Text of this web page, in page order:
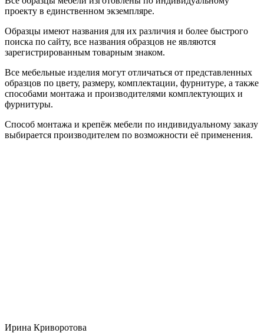
проекту в единственном экземпляре.
Образцы имеют названия для их различия и более быстрого
поиска по сайту, все названия образцов не являются
зарегистрированным товарным знаком.
Все мебельные изделия могут отличаться от представленных
образцов по цвету, размеру, комплектации, фурнитуре, а также
способами монтажа и производителями комплектующих и
фурнитуры.
Способ монтажа и крепёж мебели по индивидуальному заказу
выбирается производителем по возможности её применения.
Ирина Криворотова